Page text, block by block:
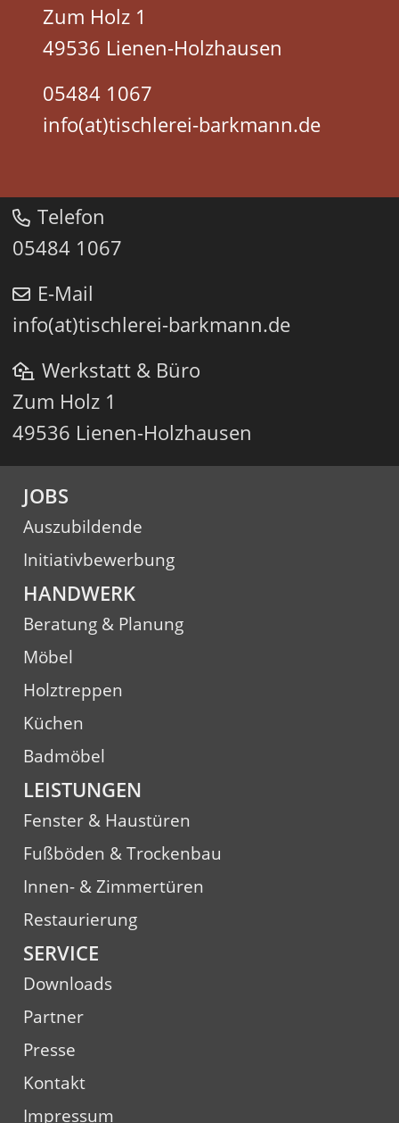
Zum Holz 1
49536 Lienen-Holzhausen
05484 1067
info(at)tischlerei-barkmann.de
Telefon
05484 1067
E-Mail
info(at)tischlerei-barkmann.de
Werkstatt & Büro
Zum Holz 1
49536 Lienen-Holzhausen
JOBS
Auszubildende
Initiativbewerbung
HANDWERK
Beratung & Planung
Möbel
Holztreppen
Küchen
Badmöbel
LEISTUNGEN
Fenster & Haustüren
Fußböden & Trockenbau
Innen- & Zimmertüren
Restaurierung
SERVICE
Downloads
Partner
Presse
Kontakt
Impressum